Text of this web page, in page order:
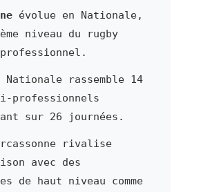
évolue en Nationale,
niveau du rugby
rassemble 14
professionnels
sur 26 journées.
rivalise
avec des
de haut niveau comme